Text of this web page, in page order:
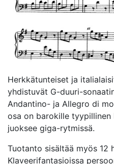
Herkkätunteiset ja
yhdistuvät G-duuri-
Andantino- ja Allegro di
osa on barokille tyypillinen
juoksee giga-rytmissä.
Tuotanto sisältää myös 12
Klaveerifantasioissa